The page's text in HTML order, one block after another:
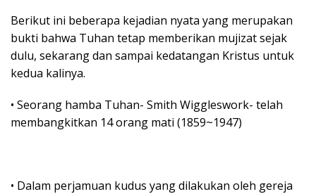
Berikut ini beberapa kejadian nyata yang merupakan
bukti bahwa Tuhan tetap memberikan mujizat sejak
dulu, sekarang dan sampai kedatangan Kristus untuk
kedua kalinya.
• Seorang hamba Tuhan- Smith Wiggleswork- telah
membangkitkan 14 orang mati (1859~1947)
• Dalam perjamuan kudus yang dilakukan oleh gereja